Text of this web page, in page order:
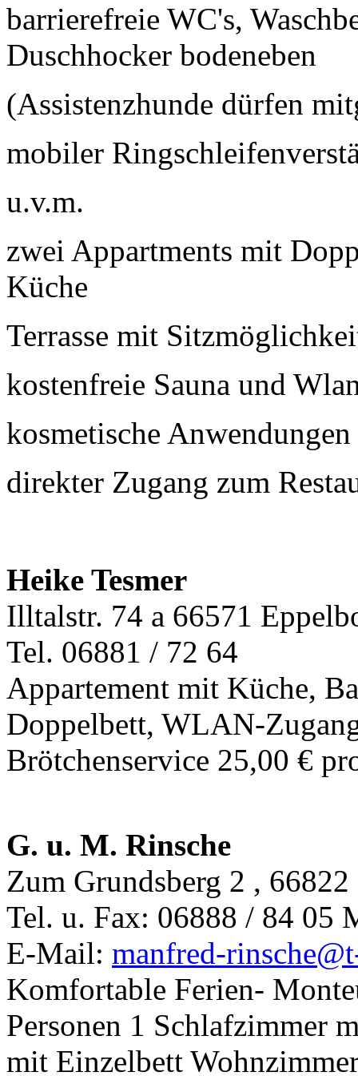
barrierefreie WC's,
Duschhocker bodeneben
(Assistenzhunde dürfen
mobiler
u.v.m.
zwei Appartments mit
Küche
Terrasse mit
kostenfreie Sauna und
kosmetische
direkter Zugang zum
Heike Tesmer
Illtalstr. 74 a 66571
Tel. 06881 / 72 64
Appartement mit Küche,
Doppelbett, WLAN-
Brötchenservice 25,00 €
G. u. M. Rinsche
Zum Grundsberg 2 ,
Tel. u. Fax: 06888 / 84 05
E-Mail: manfred-rinsche@
Komfortable Ferien-
Personen 1 Schlafzimmer
mit Einzelbett